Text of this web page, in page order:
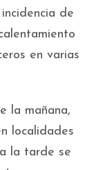
de
en varias
la mañana,
localidades
la tarde se